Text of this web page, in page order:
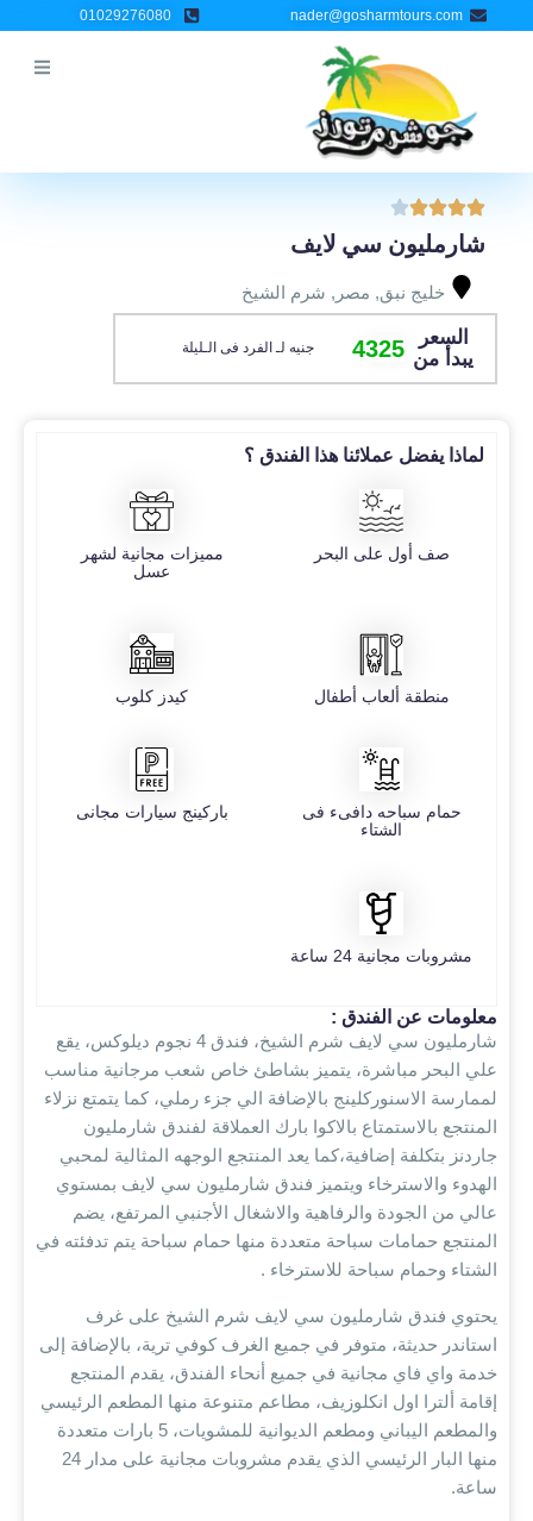
إلى
nader@gosharmtours.com
01029276080
شارمليون سي لايف
خليج نبق, مصر , شرم الشيخ
السعر
يبدأ من 4325 جنيه لـ الفرد فى الـليلة
لماذا يفضل عملائنا هذا الفندق ؟
صف أول على البحر
مميزات مجانية لشهر
عسل
منطقة ألعاب أطفال كيدز كلوب
حمام سباحه دافىء فى
الشتاء
باركينج سيارات مجانى
مشروبات مجانية 24 ساعة
معلومات عن الفندق :
شارمليون سي لايف شرم الشيخ، فندق 4 نجوم ديلوكس، يقع
علي البحر مباشرة، يتميز بشاطئ خاص شعب مرجانية مناسب
لممارسة الاسنوركلينج بالإضافة الي جزء رملي، كما يتمتع نزلاء
المنتجع بالاستمتاع بالاكوا بارك العملاقة لفندق شارمليون
جاردنز بتكلفة إضافية،كما يعد المنتجع الوجهه المثالية لمحبي
الهدوء والاسترخاء ويتميز فندق شارمليون سي لايف بمستوي
عالي من الجودة والرفاهية والاشغال الأجنبي المرتفع، يضم
المنتجع حمامات سباحة متعددة منها حمام سباحة يتم تدفئته في
الشتاء وحمام سباحة للاسترخاء .
يحتوي فندق شارمليون سي لايف شرم الشيخ على غرف
استاندر حديثة، متوفر في جميع الغرف كوفي ترية، بالإضافة إلى
خدمة واي فاي مجانية في جميع أنحاء الفندق، يقدم المنتجع
إقامة ألترا اول انكلوزيف، مطاعم متنوعة منها المطعم الرئيسي
والمطعم اليباني ومطعم الديوانية للمشويات، 5 بارات متعددة
منها البار الرئيسي الذي يقدم مشروبات مجانية على مدار 24
ساعة.